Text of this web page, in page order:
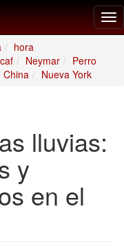
hora
Neymar
Perro
China Nueva York
lluvias:
y
en el